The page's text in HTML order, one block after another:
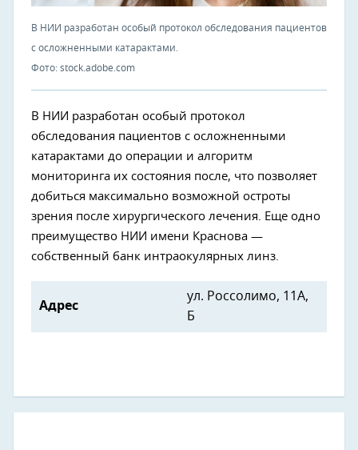
В НИИ разработан особый протокол обследования пациентов
с осложненными катарактами.
Фото: stock.adobe.com
В НИИ разработан особый протокол
обследования пациентов с осложненными
катарактами до операции и алгоритм
мониторинга их состояния после, что позволяет
добиться максимально возможной остроты
зрения после хирургического лечения. Еще одно
преимущество НИИ имени Краснова —
собственный банк интраокулярных линз.
Адрес
ул. Россолимо, 11А,
Б